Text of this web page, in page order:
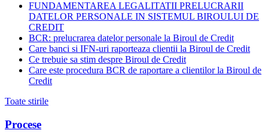
FUNDAMENTAREA LEGALITATII PRELUCRARII
DATELOR PERSONALE IN SISTEMUL BIROULUI DE
CREDIT
BCR: prelucrarea datelor personale la Biroul de Credit
Care banci si IFN-uri raporteaza clientii la Biroul de Credit
Ce trebuie sa stim despre Biroul de Credit
Care este procedura BCR de raportare a clientilor la Biroul de
Credit
Toate stirile
Procese